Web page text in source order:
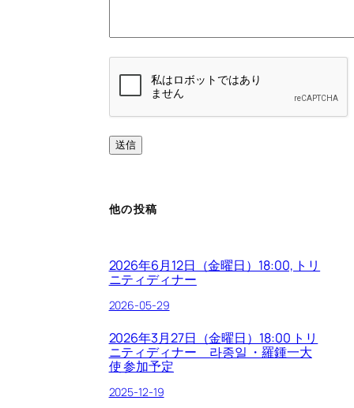
他の投稿
2026年6月12日（金曜日）18:00, トリ
ニティディナー
2026-05-29
2026年3月27日（金曜日）18:00 トリ
ニティディナー 라종일 ・羅鍾一大
使 参加予定
2025-12-19